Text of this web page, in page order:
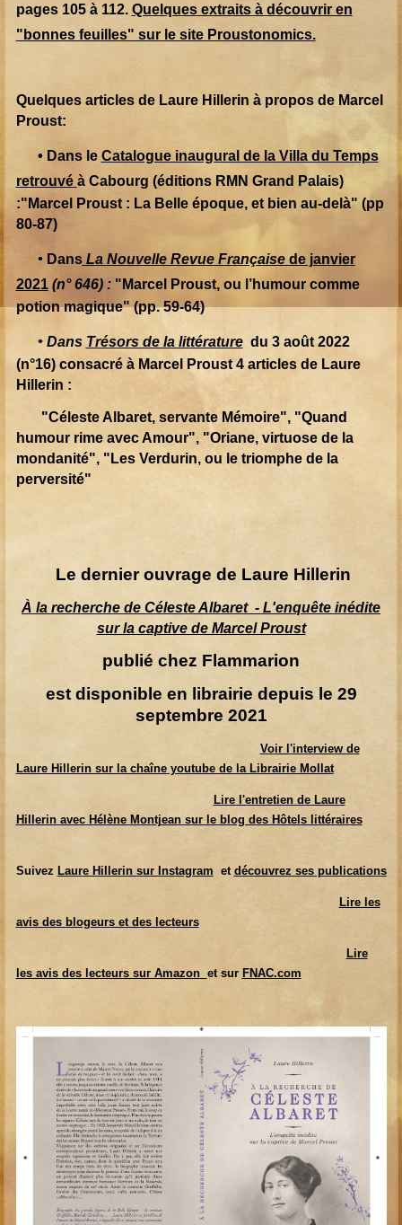
pages 105 à 112. Quelques extraits à découvrir en
"bonnes feuilles" sur le site Proustonomics.
Quelques articles de Laure Hillerin à propos de Marcel
Proust:
• Dans le Catalogue inaugural de la Villa du Temps
retrouvé à Cabourg (éditions RMN Grand Palais)
:"Marcel Proust : La Belle époque, et bien au-delà" (pp
80-87)
• DansLa Nouvelle Revue Française de janvier
2021(n° 646) : " Marcel Proust, ou l’humour comme
potion magique" (pp. 59-64)
• Dans Trésors de la littératuredu 3 août 2022
(n°16) consacré à Marcel Proust 4 articles de Laure
Hillerin :
"Céleste Albaret, servante Mémoire", "Quand
humour rime avec Amour","Oriane, virtuose de la
mondanité", "Les Verdurin, ou le triomphe de la
perversité"
Le dernier ouvrage de Laure Hillerin
À la recherche de Céleste Albaret - L'enquête inédite
sur la captive de Marcel Proust
publié chez Flammarion
est disponible en librairie depuis le 29
septembre 2021
Voir l'interview de
Laure Hillerin sur la chaîne youtube de la Librairie Mollat
Lire l'entretien de Laure
Hillerin avec Hélène Montjean sur le blog des Hôtels littéraires
Suivez Laure Hillerin sur Instagram et découvrez ses publications
Lire les
avis des blogeurs et des lecteurs
Lire
les avis des lecteurs sur Amazon et sur FNAC.com